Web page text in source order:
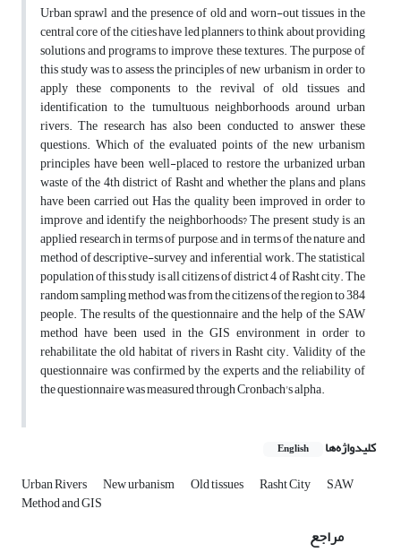
Urban sprawl and the presence of old and worn-out tissues in the
central core of the cities have led planners to think about providing
solutions and programs to improve these textures. The purpose of
this study was to assess the principles of new urbanism in order to
apply these components to the revival of old tissues and
identification to the tumultuous neighborhoods around urban
rivers. The research has also been conducted to answer these
questions. Which of the evaluated points of the new urbanism
principles have been well-placed to restore the urbanized urban
waste of the 4th district of Rasht and whether the plans and plans
have been carried out Has the quality been improved in order to
improve and identify the neighborhoods? The present study is an
applied research in terms of purpose, and in terms of the nature and
method of descriptive-survey and inferential work. The statistical
population of this study is all citizens of district 4 of Rasht city. The
random sampling method was from the citizens of the region to 384
people. The results of the questionnaire and the help of the SAW
method have been used in the GIS environment in order to
rehabilitate the old habitat of rivers in Rasht city. Validity of the
questionnaire was confirmed by the experts and the reliability of
the questionnaire was measured through Cronbach's alpha.
کلیدواژه‌ها English
Urban Rivers New urbanism Old tissues Rasht City SAW
Method and GIS
مراجع